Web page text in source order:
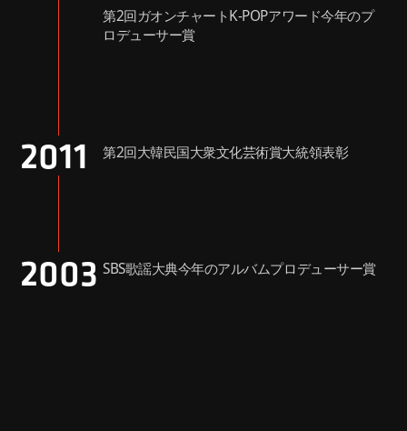
第2回ガオンチャートK-POPアワード今年のプ
ロデューサー賞
第2回大韓民国大衆文化芸術賞大統領表彰
2011
2003 SBS歌謡大典今年のアルバムプロデューサー賞